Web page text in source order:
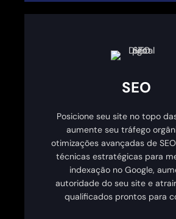
SEO
Posicione seu site no topo
aumente seu tráfego
otimizações avançadas de
técnicas estratégicas para
indexação no Google,
autoridade do seu site e
qualificados prontos para